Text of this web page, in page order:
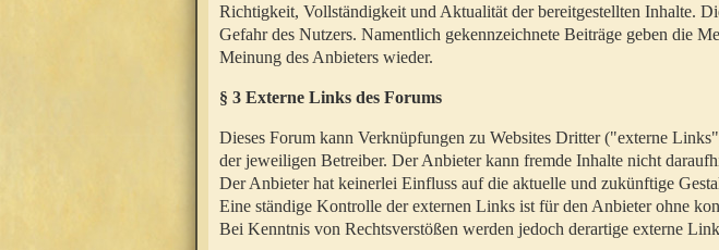
Richtigkeit, Vollständigkeit und Aktualität der bereitgestellten Inhalte.
Gefahr des Nutzers. Namentlich gekennzeichnete Beiträge geben die
Meinung des Anbieters wieder.
§ 3 Externe Links des Forums
Dieses Forum kann Verknüpfungen zu Websites Dritter ("externe
der jeweiligen Betreiber. Der Anbieter kann fremde Inhalte nicht
Der Anbieter hat keinerlei Einfluss auf die aktuelle und zukünftige
Eine ständige Kontrolle der externen Links ist für den Anbieter ohne
Bei Kenntnis von Rechtsverstößen werden jedoch derartige externe